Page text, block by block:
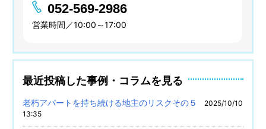
052-569-2986
営業時間／10:00～17:00
最近投稿した事例・コラムを見る
老朽アパートを持ち続ける地主のリスクその５
2025/10/10
13:35